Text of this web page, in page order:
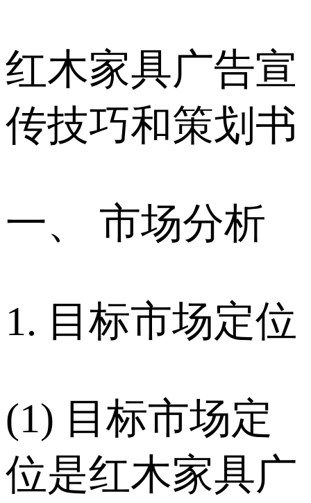
红木家具广告宣
传技巧和策划书
一、 市场分析
1. 目标市场定位
(1) 目标市场定
位是红木家具广